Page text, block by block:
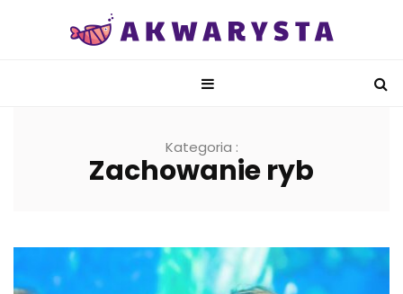
Kategoria :
Zachowanie ryb